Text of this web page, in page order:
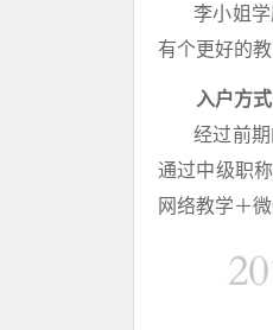
李小姐学历
有个更好的
入户方
经过前期的
通过中级职
网络教学＋